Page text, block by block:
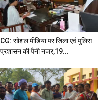
CG: सोशल मीडिया पर जिला एवं पुलिस
प्रशासन की पैनी नजर,19...